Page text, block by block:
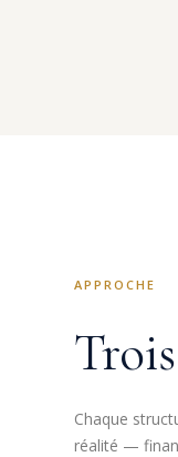
APPROCHE
Chaque
réalité —